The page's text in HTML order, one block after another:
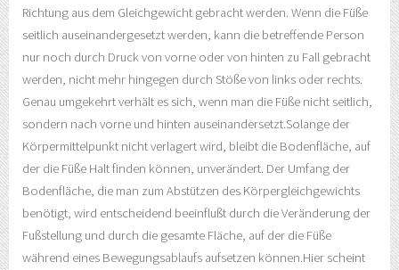
Richtung aus dem Gleichgewicht gebracht werden. Wenn die Füße
seitlich auseinandergesetzt werden, kann die betreffende Person
nur noch durch Druck von vorne oder von hinten zu Fall gebracht
werden, nicht mehr hingegen durch Stöße von links oder rechts.
Genau umgekehrt verhält es sich, wenn man die Füße nicht seitlich,
sondern nach vorne und hinten auseinandersetzt.Solange der
Körpermittelpunkt nicht verlagert wird, bleibt die Bodenfläche, auf
der die Füße Halt finden können, unverändert. Der Umfang der
Bodenfläche, die man zum Abstützen des Körpergleichgewichts
benötigt, wird entscheidend beeinflußt durch die Veränderung der
Fußstellung und durch die gesamte Fläche, auf der die Füße
während eines Bewegungsablaufs aufsetzen können.Hier scheint